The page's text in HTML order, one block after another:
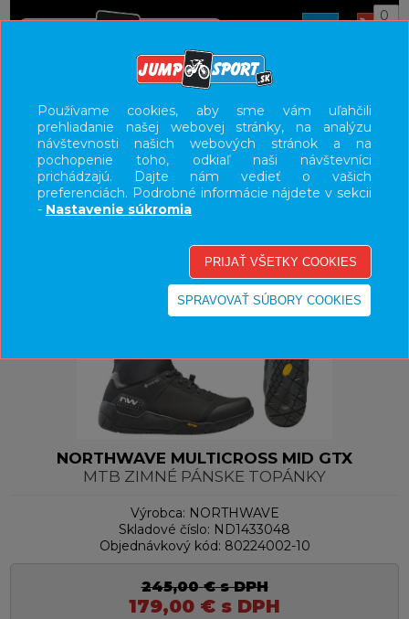
0
UŽÍVATEĽSKÝ PANEL
KATEGÓRIE
HLAVNÉ MENU
-27%
NORTHWAVE MULTICROSS MID GTX
MTB ZIMNÉ PÁNSKE TOPÁNKY
Výrobca: NORTHWAVE
Skladové číslo: ND1433048
Objednávkový kód: 80224002-10
245,00 €s DPH
179,00 € s DPH
Používame cookies, aby sme vám uľahčili
prehliadanie našej webovej stránky, na analýzu
návštevnosti našich webových stránok a na
pochopenie toho, odkiaľ naši návštevníci
prichádzajú. Dajte nám vedieť o vašich
preferenciách. Podrobné informácie nájdete v sekcii
- Nastavenie súkromia